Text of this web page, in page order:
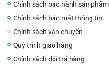
Chính sách bảo hành sản phẩm
Chính sách bảo mật thông tin
Chính sách vận chuyển
Quy trình giao hàng
Chính sách đổi trả hàng